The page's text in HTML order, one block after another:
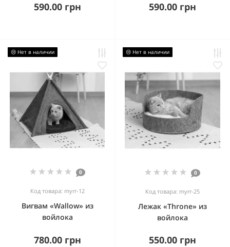
590.00 грн 590.00 грн
😢 Нет в наличии
0
Код товара: myrr-12
Вигвам «Wallow» из
войлока
780.00 грн
😢 Нет в наличии
0
Код товара: myrr-25
Лежак «Throne» из
войлока
550.00 грн